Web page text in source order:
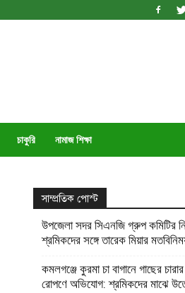
চাকুরি নামাজ শিক্ষা
সাম্প্রতিক পোস্ট
উপজেলা সদর সিএনজি গ্রুপ কমিটির
শ্রমিকদের সঙ্গে তারেক মিয়ার
কমলগঞ্জে কুরমা চা বাগানে গাছের
রোপণে অভিযোগ: শ্রমিকদের মাঝে